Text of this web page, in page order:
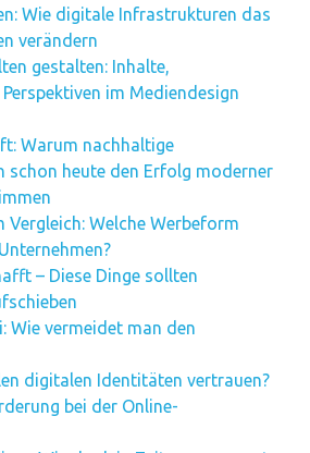
Wie digitale Infrastrukturen das
verändern
gestalten: Inhalte,
im Mediendesign
Warum nachhaltige
schon heute den Erfolg moderner
Vergleich: Welche Werbeform
– Diese Dinge sollten
Wie vermeidet man den
digitalen Identitäten vertrauen?
bei der Online-